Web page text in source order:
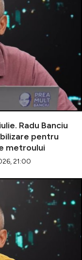
Radu Banciu
pentru
metroului
21:00